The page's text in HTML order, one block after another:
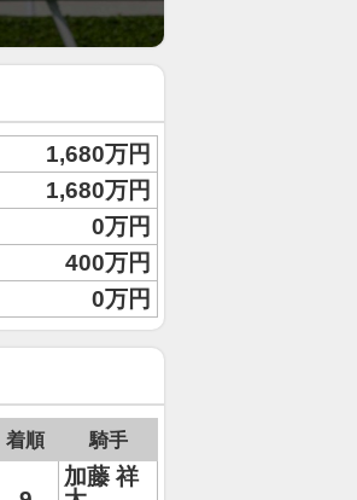
1,680万円
1,680万円
0万円
400万円
0万円
着順 騎手
加藤 祥